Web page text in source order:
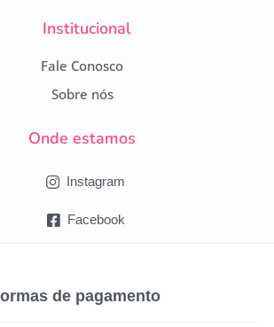
Institucional
Fale Conosco
Sobre nós
Onde estamos
Instagram
Facebook
de pagamento